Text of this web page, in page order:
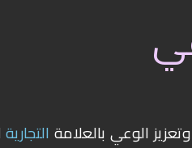
وتعزيز الوعي بالعلامة التجارية